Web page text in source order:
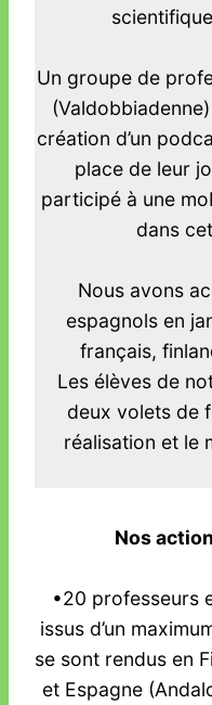
Un groupe de
création d’un
place de leur
participé à une
dans
Nous avons
espagnols en
français,
Les élèves de
deux volets de
réalisation et le
Nos
•20 professeurs
issus d’un
se sont rendus en
et Espagne